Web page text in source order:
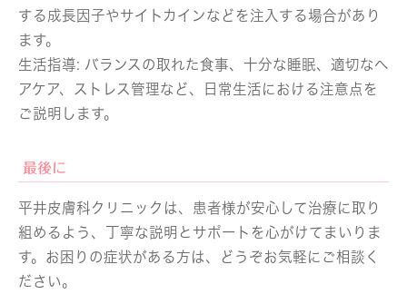
する成長因子やサイトカインなどを注入する場合があり
ます。
生活指導: バランスの取れた食事、十分な睡眠、適切なヘ
アケア、ストレス管理など、日常生活における注意点を
ご説明します。
最後に
平井皮膚科クリニックは、患者様が安心して治療に取り
組めるよう、丁寧な説明とサポートを心がけてまいりま
す。お困りの症状がある方は、どうぞお気軽にご相談く
ださい。